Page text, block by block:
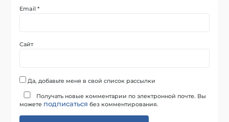
Email*
Сайт
Да, добавьте меня в свой список рассылки
Получать новые комментарии по электронной почте. Вы
можете подписаться без комментирования.